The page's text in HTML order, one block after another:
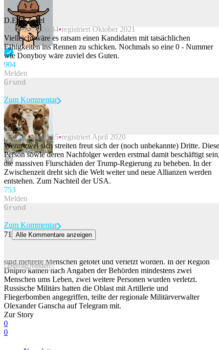
Beitrag melden
D.Enk-Zettel
15.05.2026 06:34 registriert Oktober 2021
Vielĺeicht wäre es ratsam einen Kandidaten mit tatsächlichen
Fähigkeiten ins Rennen zu schicken. Nochmals so eine 0 - Nummer
wie Donyboy wäre zuviel des Guten.
904
Melden
Beitrag melden
Zum Kommentar
Callao
15.05.2026 06:15 registriert April 2020
Wenn zwei sich streiten freut sich der (noch unbekannte) Dritte. Diese
Person sowie deren Nachfolger werden erstmal damit beschäftigt
die massiven Flurschäden der Trump-Regierung zu beheben. In der
Zwischenzeit dreht sich die Welt weiter und neue Allianzen werden
entstehen. Zum Nachteil der USA.
753
Melden
Beitrag melden
Zum Kommentar
71
Alle Kommentare anzeigen
sind mehrere Menschen getötet und verletzt worden. In der Region
Dnipro kamen nach Angaben der Behörden mindestens zwei
Menschen ums Leben, zwei weitere Personen wurden verletzt.
Russische Militärs hatten die Oblast mit Artillerie und
Fliegerbomben angegriffen, teilte der regionale Militärverwalter
Olexander Ganscha auf Telegram mit.
Zur Story
0
0